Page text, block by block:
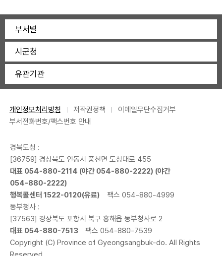
부서별
시군청
유관기관
개인정보처리방침 저작권정책
이메일무단수집거부
부서전화번호/팩스번호 안내
경북도청 :
[36759] 경상북도 안동시 풍천면 도청대로 455
대표 054-880-2114 (야간 054-880-2222) (야간
054-880-2222)
행복콜센터 1522-0120(유료)
팩스 054-880-4999
동부청사 :
[37563] 경상북도 포항시 북구 흥해읍 동부청사로 2
대표 054-880-7513
팩스 054-880-7539
Copyright (C) Province of Gyeongsangbuk-do. All Rights